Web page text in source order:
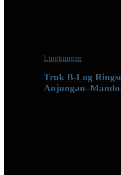
Lingkungan
Truk B-Log